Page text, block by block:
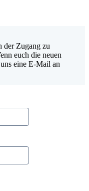
der Zugang zu
euch die neuen
eine E-Mail an